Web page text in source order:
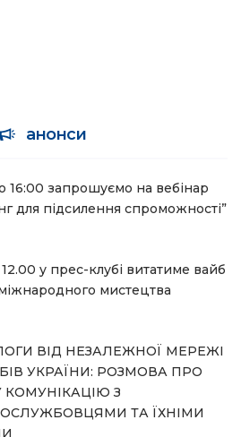
анонси
16:00 запрошуємо на вебінар
для підсилення спроможності”
у прес-клубі витатиме вайб
мистецтва
ВІД НЕЗАЛЕЖНОЇ МЕРЕЖІ
УКРАЇНИ: РОЗМОВА ПРО
КОМУНІКАЦІЮ З
ТА ЇХНІМИ